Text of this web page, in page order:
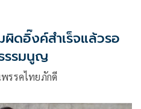
ดอิ๊งค์สำเร็จแล้วรอ
รรมนูญ
รรคไทยภักดี